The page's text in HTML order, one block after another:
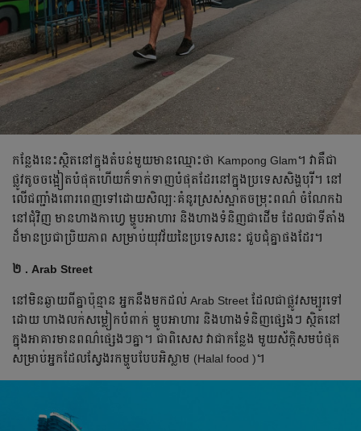
កន្លែង​​នេះ​​ស្ថិត​នៅ​ក្នុង​តំបន់​មួយ​មាន​ឈ្មោះ​ថា Kampong Glam។ វា​គឺ​ជា​
ផ្លូវ​តូច​ចង្អៀត​​បំផុត​​ហើយ​ក៏​ទាក់​ទាញ​បំផុត​ដែរ​នៅ​ក្នុង​ប្រទេស​សិង្ហបុរី​។ នៅ​
លើ​ជញ្ជាំង​​ពោរពេញ​ទៅ​ដោយ​​សិល្បៈ​គំនូរ​ស្រស់​ស្អាត​ចម្រុះ​ពណ៌​ ចំណែក​ឯ​​
នៅ​ជុំ​វិញ​ មាន​​ហាង​កាហ្វេ ម្ហូប​អាហារ និង​ហាង​ទំនិញ​ជា​ដើម ដែល​ជា​ទីតាំង​
ដ៏​មាន​ប្រជាប្រិយភាព សម្រាប់​យុវវ័យ​នៃ​ប្រទេស​នេះ ជួប​ជុំ​គ្នា​ផង​ដែរ​។ ​​
២ . Arab Street
នៅ​មិន​ឆ្ងាយ​ពី​គ្នា​ប៉ុន្មាន អ្នក​នឹង​​មក​ដល់​ Arab Street ដែល​ជា​ផ្លូវ​សម្បូរ​ទៅ​
ដោយ ហាង​លក់​សម្លៀកបំពាក់ ម្ហូបអាហារ និង​ហាង​ទំនិញ​ផ្សេងៗ ស្ថិត​នៅ​
ក្នុង​អាគារ​មាន​​​ពណ៌​ផ្សេង​ៗ​គ្នា​​។ ជាពិសេស​ វា​ជា​កន្លែង មួយ​ស័ក្តិសម​បំផុត​
សម្រាប់​អ្នក​ដែល​ស្វែង​រក​​ម្ហូប​បែប​អិស្លាម (Halal food )។​